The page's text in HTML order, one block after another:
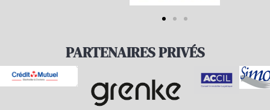
PARTENAIRES PRIVÉS